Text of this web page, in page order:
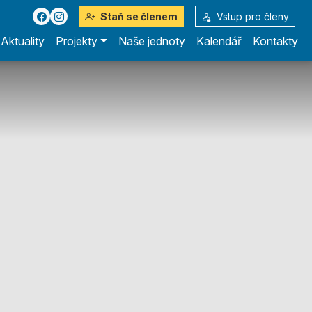
Staň se členem Vstup pro členy
Aktuality Projekty Naše jednoty Kalendář Kontakty